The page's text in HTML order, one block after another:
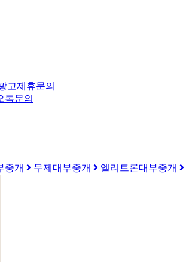
고제휴문의
톡문의
중개 무제대부중개 엘리트론대부중개